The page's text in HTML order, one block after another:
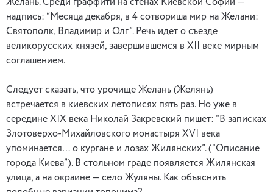
Желань. Среди граффити на стенах Киевской Софии —
надпись: “Месяца декабря, в 4 сотвориша мир на Желани:
Святополк, Владимир и Олг”. Речь идет о съезде
великорусских князей, завершившемся в ХII веке мирным
соглашением.
Следует сказать, что урочище Желань (Желянь)
встречается в киевских летописях пять раз. Но уже в
середине ХIХ века Николай Закревский пишет: “В записках
Злотоверхо-Михайловского монастыря ХVI века
упоминается… о кургане и лозах Жилянских”. (“Описание
города Киева”). В стольном граде появляется Жилянская
улица, а на окраине — село Жуляны. Как объяснить